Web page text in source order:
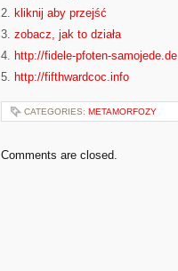
2. kliknij aby przejść
3. zobacz, jak to działa
4. http://fidele-pfoten-samojede.de
5. http://fifthwardcoc.info
CATEGORIES: METAMORFOZY
Comments are closed.